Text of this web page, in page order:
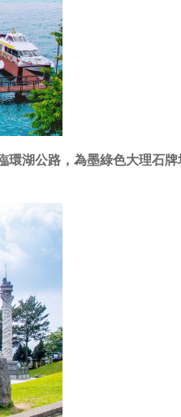
環湖公路，為墨綠色大理石